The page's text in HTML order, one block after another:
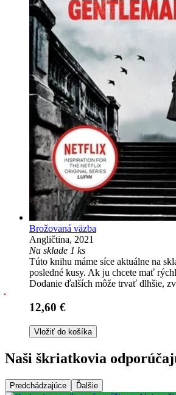
Brožovaná väzba
Angličtina, 2021
Na sklade 1 ks
Túto knihu máme síce aktuálne na
posledné kusy. Ak ju chcete mať
Dodanie ďalších môže trvať dlhšie,
12,60 €
Vložiť do košíka
Naši škriatkovia
Predchádzajúce Ďalšie